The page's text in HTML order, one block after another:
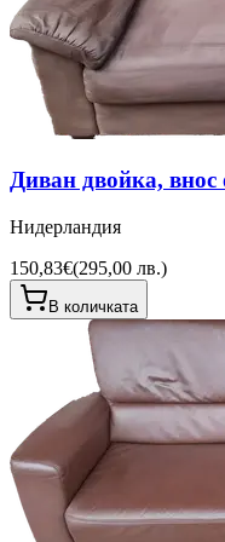
Диван двойка,
Нидерландия
150,83€(295,00 лв.)
В количката